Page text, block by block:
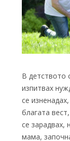
В детството
изпитвах
се
благата
се зарадвах,
мама,